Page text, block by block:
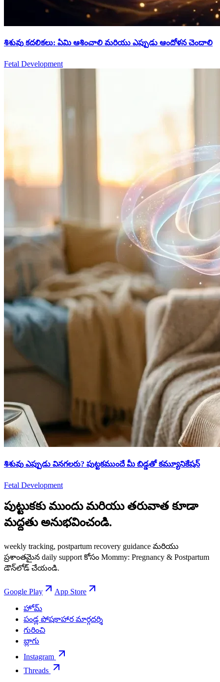
శిశువు కదలికలు: ఏమి ఆశించాలి మరియు ఎప్పుడు ఆందోళన చెందాలి
Fetal Development
శిశువు ఎప్పుడు వినగలరు? పుట్టకముందే మీ బిడ్డతో కమ్యూనికేషన్
Fetal Development
పుట్టుకకు ముందు మరియు తరువాత కూడా
మద్దతు అనుభవించండి.
weekly tracking, postpartum recovery guidance మరియు
ప్రశాంతమైన daily support కోసం Mommy: Pregnancy & Postpartum
డౌన్‌లోడ్ చేయండి.
Google Play
App Store
హోమ్
పండ్ల పోషకాహార మార్గదర్శి
గురించి
బ్లాగు
Instagram
Threads